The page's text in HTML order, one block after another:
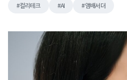
컬리테크 AI 앰배서더